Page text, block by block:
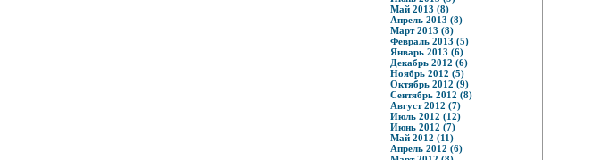
Май 2013 (8)
Апрель 2013 (8)
Март 2013 (8)
Февраль 2013 (5)
Январь 2013 (6)
Декабрь 2012 (6)
Ноябрь 2012 (5)
Октябрь 2012 (9)
Сентябрь 2012 (8)
Август 2012 (7)
Июль 2012 (12)
Июнь 2012 (7)
Май 2012 (11)
Апрель 2012 (6)